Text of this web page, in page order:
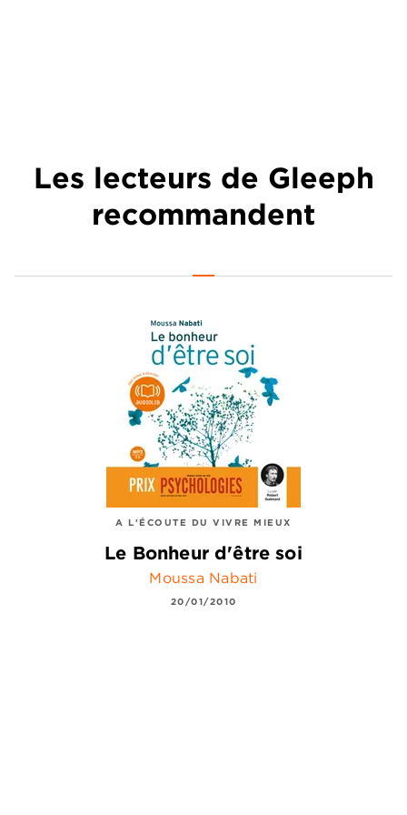
Les lecteurs de Gleeph
recommandent
A L'ÉCOUTE DU VIVRE MIEUX
Le Bonheur d'être soi
Moussa Nabati
20/01/2010